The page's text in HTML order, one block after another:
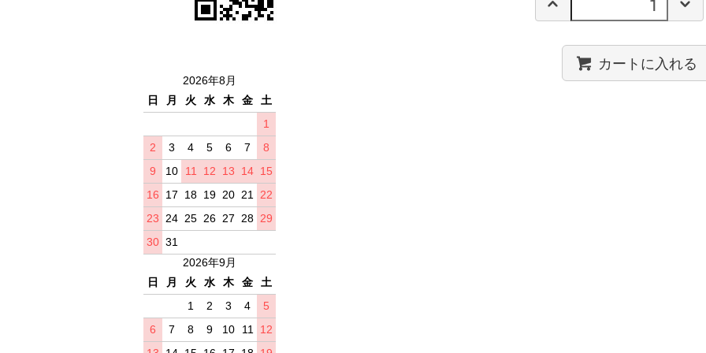
カートに入れる
2026年8月
日
月 火 水 木 金
土
1
2
3 4 5 6 7
8
9
10 11 12 13 14 15
16
17 18 19 20 21
22
23
24 25 26 27 28 29
30 31
2026年9月
日
月 火 水 木 金
土
1
2 3 4
5
6
7 8 9 10 11
12